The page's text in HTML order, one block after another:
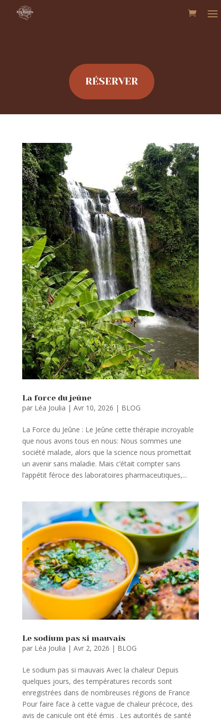
RÉSERVER
La force du jeûne
par Léa Joulia | Avr 10, 2026 | BLOG
La Force du Jeûne : Le Jeûne cette thérapie incroyable
que nous avons tous en nous: Nous sommes une
société malade, alors que la science nous promettait
un avenir sans maladie. Mais c’était compter sans
l’appétit féroce des laboratoires pharmaceutiques,...
Le sodium pas si mauvais
par Léa Joulia | Avr 2, 2026 | BLOG
Le sodium pas si mauvais Avec la chaleur Depuis
quelques jours, des températures records sont
enregistrées dans de nombreuses régions de France
Pour faire face à cette vague de chaleur précoce, des
avis de canicule ont été émis . Les autorités de santé